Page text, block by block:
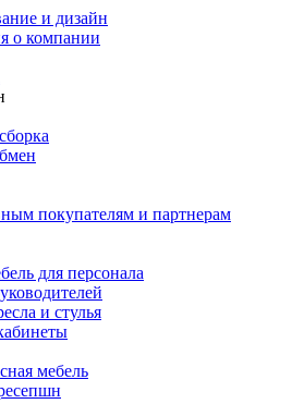
и дизайн
о компании
покупателям и партнерам
для персонала
и стулья
мебель